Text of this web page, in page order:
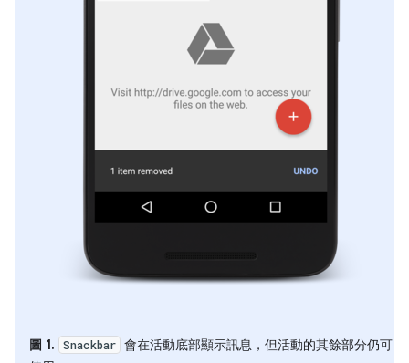
圖 1. Snackbar 會在活動底部顯示訊息，但活動的其餘部分仍可